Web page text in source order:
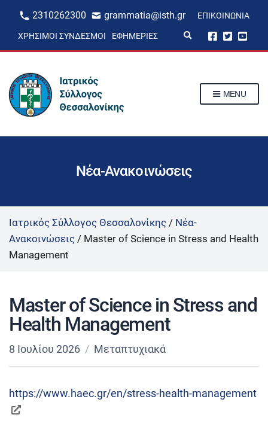
2310262300 grammatia@isth.gr ΕΠΙΚΟΙΝΩΝΊΑ
ΧΡΉΣΙΜΟΙ ΣΎΝΔΕΣΜΟΙ ΕΦΗΜΕΡΊΕΣ
p
m
MENU
Νέα-Ανακοινώσεις
Ιατρικός Σύλλογος Θεσσαλονίκης / Νέα-
Ανακοινώσεις / Master of Science in Stress and Health
Management
Master of Science in Stress and
Health Management
8 Ιουλίου 2026 Μεταπτυχιακά
https://www.haec.gr/en/stress-health-management